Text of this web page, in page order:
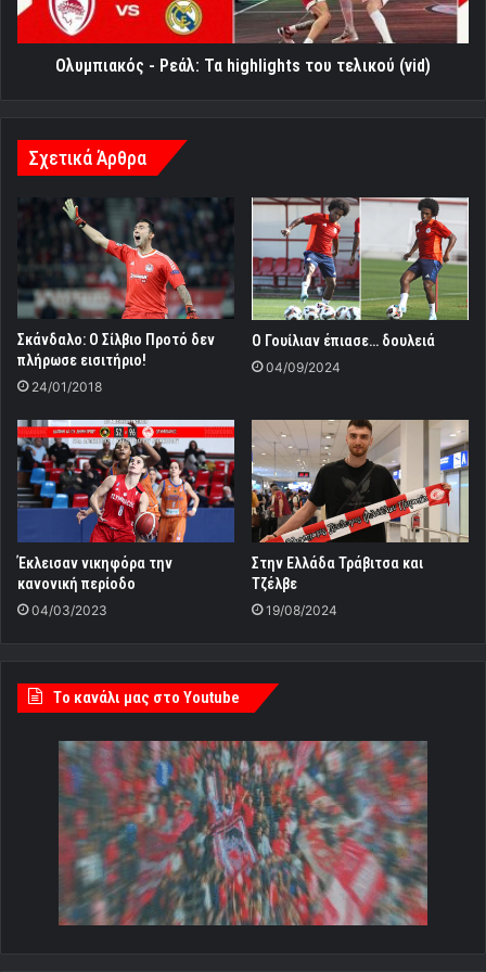
(vid)
Ολυμπιακός - Ρεάλ: Τα highlights του τελικού (vid)
Σχετικά Άρθρα
Σκάνδαλο: Ο Σίλβιο Προτό δεν
πλήρωσε εισιτήριο!
24/01/2018
Ο Γουίλιαν έπιασε… δουλειά
04/09/2024
Έκλεισαν νικηφόρα την
κανονική περίοδο
04/03/2023
Στην Ελλάδα Τράβιτσα και
Τζέλβε
19/08/2024
Tο κανάλι μας στο Youtube